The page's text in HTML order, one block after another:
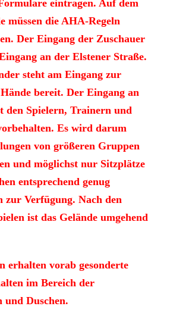
eintragen. Auf dem
müssen die AHA-Regeln
Der Eingang der Zuschauer
an der Elstener Straße.
steht am Eingang zur
bereit. Der Eingang an
den Spielern, Trainern und
Es wird darum
von größeren Gruppen
und möglichst nur Sitzplätze
entsprechend genug
zur Verfügung. Nach den
ist das Gelände umgehend
erhalten vorab gesonderte
im Bereich der
und Duschen.